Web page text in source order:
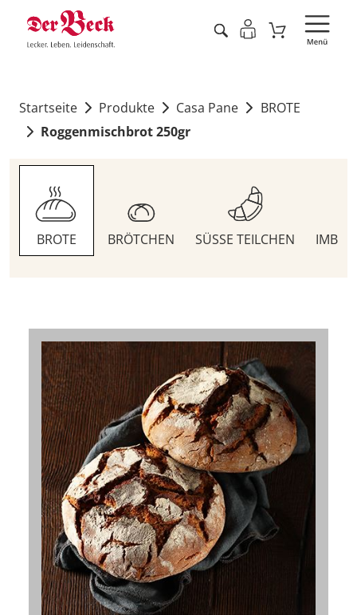
Startseite Produkte Casa Pane
BROTE
Roggenmischbrot 250gr
BROTE BRÖTCHEN SÜSSE TEILCHEN